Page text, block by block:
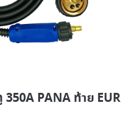
PANA ท้าย